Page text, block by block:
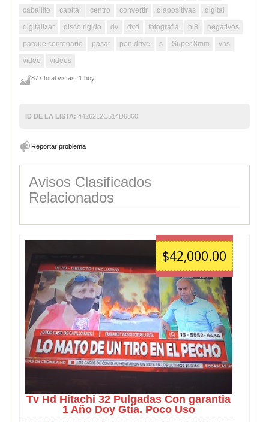
caballito
capital centro convertir diapositivas
digital
digitalizar
disco rigido dv dvd fotografia hi8
negativos
parque centenario
pasar pen drive s Super 8mm
vhs
video
videos
877 total vistas, 1 hoy
ID DE LA LISTA: 4426212C514D6860
Reportar problema
Avisos Clasificados
Relacionados
$42,000.00
Tv Hd Hitachi 32 Pulgadas Con garantia
1 Año Doy Gtia. Poco Uso